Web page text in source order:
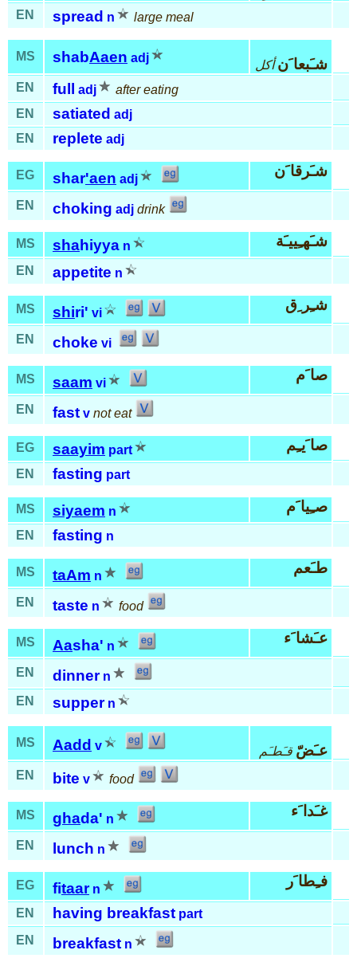
EN spread n large meal
MS shabAaen adj شـَبعا َن أكل
EN
full adj
after eating
EN
satiated adj
EN
replete adj
EG shar'aen adj شـَرقا َن
EN choking adj drink
MS shahiyya n شـَهـِييـَة
EN appetite n
MS shiri' vi شـِر ِق
EN choke vi
MS saam vi صا َم
EN fast v not eat
EG saayim part صا َيـِم
EN fasting part
MS siyaem n صـِيا َم
EN fasting n
MS taAm n طـَعم
EN taste n food
MS Aasha' n عـَشا َء
EN dinner n
EN
supper n
MS Aadd v عـَضّ قـَطـَم
EN
bite v food
MS ghada' n غـَدا َء
EN lunch n
EG fitaar n فـِطا َر
EN having breakfast part
EN
breakfast n